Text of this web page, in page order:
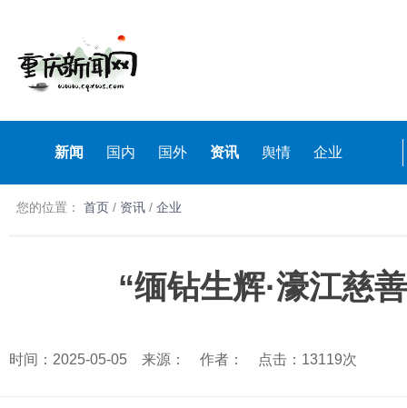
新闻 国内 国外 资讯 舆情 企业
您的位置： 首页 / 资讯 / 企业
“缅钻生辉·濠江慈
时间：2025-05-05 来源： 作者： 点击：13119次